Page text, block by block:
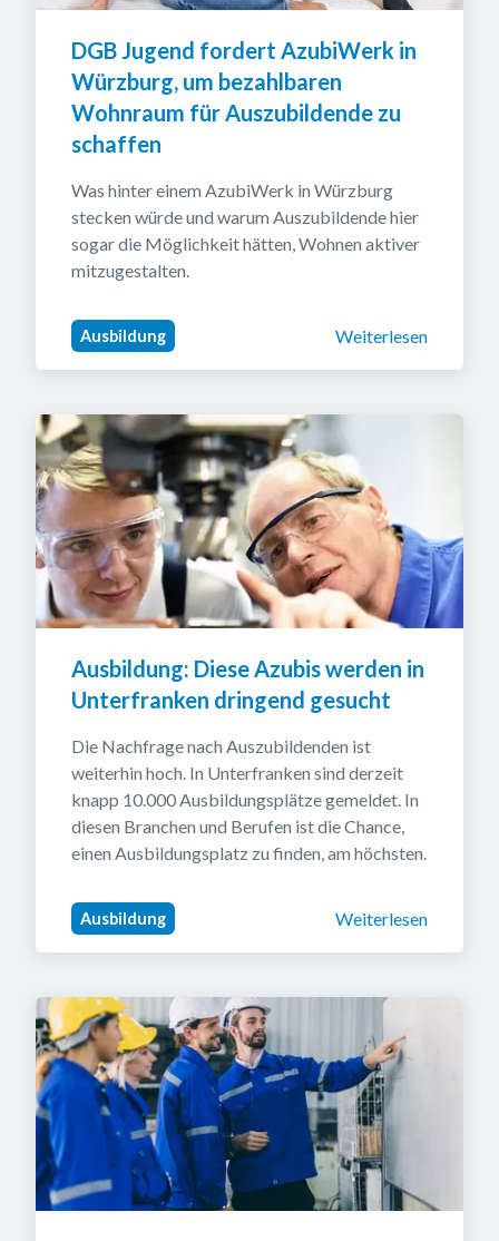
DGB Jugend fordert AzubiWerk in
Würzburg, um bezahlbaren
Wohnraum für Auszubildende zu
schaffen
Was hinter einem AzubiWerk in Würzburg
stecken würde und warum Auszubildende hier
sogar die Möglichkeit hätten, Wohnen aktiver
mitzugestalten.
Ausbildung Weiterlesen
Ausbildung: Diese Azubis werden in
Unterfranken dringend gesucht
Die Nachfrage nach Auszubildenden ist
weiterhin hoch. In Unterfranken sind derzeit
knapp 10.000 Ausbildungsplätze gemeldet. In
diesen Branchen und Berufen ist die Chance,
einen Ausbildungsplatz zu finden, am höchsten.
Ausbildung Weiterlesen